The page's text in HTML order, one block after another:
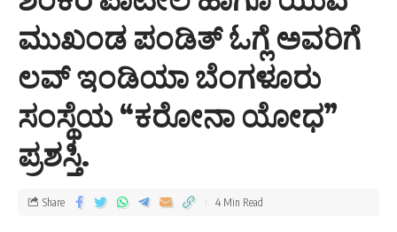
ಮುಖಂಡ ಪಂಡಿತ್ ಓಗ್ಲೆ ಅವರಿಗೆ
ಲವ್ ಇಂಡಿಯಾ ಬೆಂಗಳೂರು
ಸಂಸ್ಥೆಯ “ಕರೋನಾ ಯೋಧ”
ಪ್ರಶಸ್ತಿ.
Share 4 Min Read